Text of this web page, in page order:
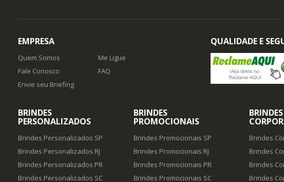
EMPRESA
Quem Somos
Fale Conosco
Envie seu Briefing
Me Ligue
FAQ
QUALIDADE E
BRINDES
PERSONALIZADOS
Brindes Personalizados SP
Brindes Personalizados RJ
Brindes Personalizados PR
Brindes Personalizados SC
BRINDES
PROMOCIONAIS
Brindes Promocionais SP
Brindes Promocionais RJ
Brindes Promocionais PR
Brindes Promocionais SC
BRINDES
Brindes
Brindes
Brindes
Brindes